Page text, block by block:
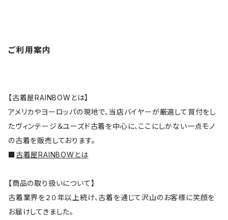
ご利用案内
【古着屋RAINBOWとは】
アメリカやヨーロッパの現地で、当店バイヤーが厳選して買付をし
たヴィンテージ＆ユーズド古着を中心に、ここにしかない一点モノ
の古着を販売しております。
■古着屋RAINBOWとは
【商品の取り扱いについて】
古着業界を２０年以上続け、古着を通じて沢山のお客様に笑顔を
お届けしてきました。